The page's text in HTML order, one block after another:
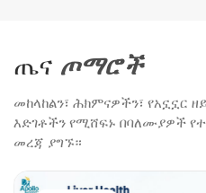
ጤና ጦማሮች
መከላከልን፣ ሕክምናዎችን፣ የአኗኗር
እድገቶችን የሚሸፍኑ በባለሙያዎች
መረጃ ያግኙ።